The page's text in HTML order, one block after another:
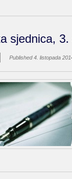
sjednica,
Published 4. listopada